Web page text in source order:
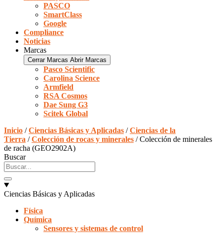
PASCO
SmartClass
Google
Compliance
Noticias
Marcas
Cerrar Marcas Abrir Marcas
Pasco Scientific
Carolina Science
Armfield
RSA Cosmos
Dae Sung G3
Scitek Global
Inicio /Ciencias Básicas y Aplicadas /Ciencias de la
Tierra /Colección de rocas y minerales / Colección de minerales
de racha (GEO2902A)
Buscar
Ciencias Básicas y Aplicadas
Física
Química
Sensores y sistemas de control